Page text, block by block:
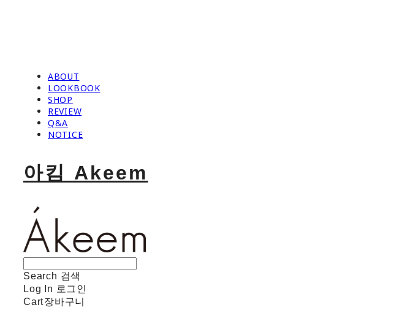
ABOUT
LOOKBOOK
SHOP
REVIEW
Q&A
NOTICE
아킴 Akeem
Search 검색
Log In 로그인
Cart장바구니